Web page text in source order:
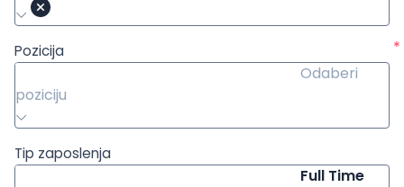
Pozicija
*
Odaberi
poziciju
Tip zaposlenja
Full Time